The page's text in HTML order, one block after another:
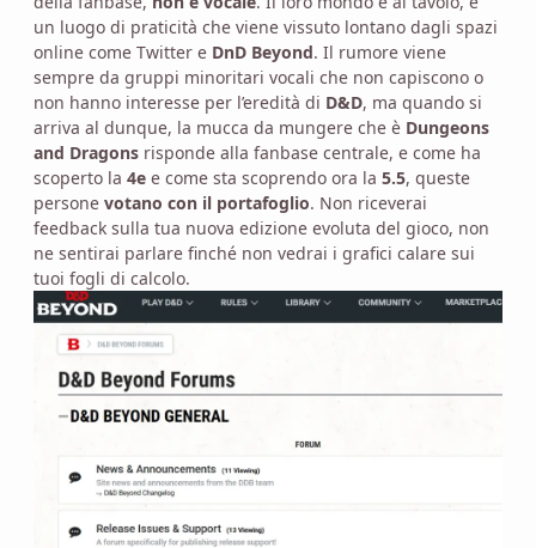
un luogo di praticità che viene vissuto lontano dagli spazi
online come Twitter e DnD Beyond. Il rumore viene
sempre da gruppi minoritari vocali che non capiscono o
non hanno interesse per l’eredità di D&D, ma quando si
arriva al dunque, la mucca da mungere che è Dungeons
and Dragons risponde alla fanbase centrale, e come ha
scoperto la 4e e come sta scoprendo ora la 5.5, queste
persone votano con il portafoglio. Non riceverai
feedback sulla tua nuova edizione evoluta del gioco, non
ne sentirai parlare finché non vedrai i grafici calare sui
tuoi fogli di calcolo.